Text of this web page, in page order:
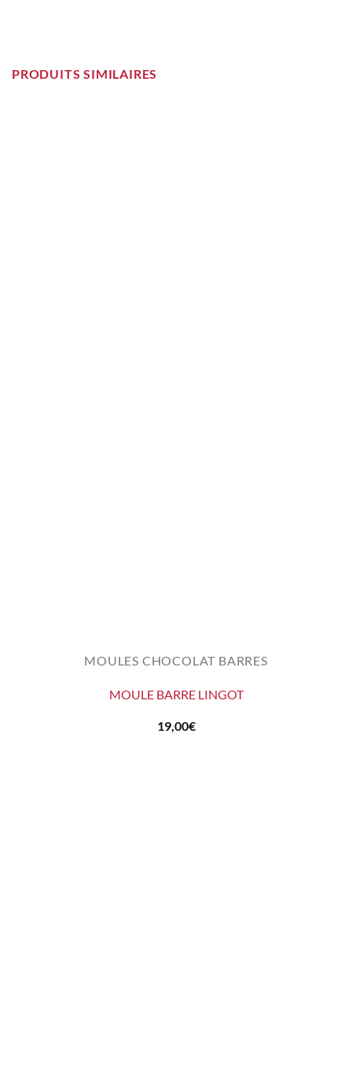
PRODUITS SIMILAIRES
MOULES CHOCOLAT BARRES
MOULE BARRE LINGOT
19,00€